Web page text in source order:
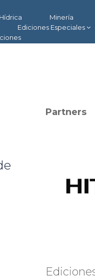
Minería
Ediciones Especiales
Partners